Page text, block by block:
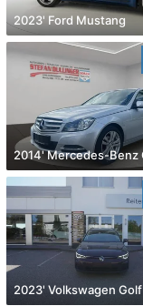
2023' Ford Mustang
2023' Volkswagen Golf